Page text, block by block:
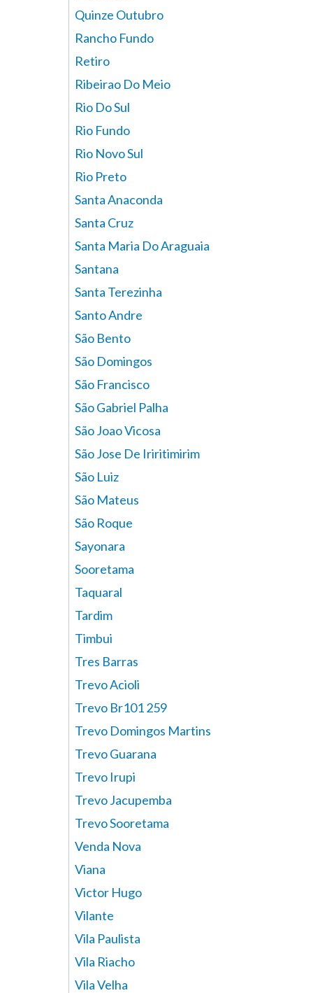
Quinze Outubro
Rancho Fundo
Retiro
Ribeirao Do Meio
Rio Do Sul
Rio Fundo
Rio Novo Sul
Rio Preto
Santa Anaconda
Santa Cruz
Santa Maria Do Araguaia
Santana
Santa Terezinha
Santo Andre
São Bento
São Domingos
São Francisco
São Gabriel Palha
São Joao Vicosa
São Jose De Iriritimirim
São Luiz
São Mateus
São Roque
Sayonara
Sooretama
Taquaral
Tardim
Timbui
Tres Barras
Trevo Acioli
Trevo Br101 259
Trevo Domingos Martins
Trevo Guarana
Trevo Irupi
Trevo Jacupemba
Trevo Sooretama
Venda Nova
Viana
Victor Hugo
Vilante
Vila Paulista
Vila Riacho
Vila Velha